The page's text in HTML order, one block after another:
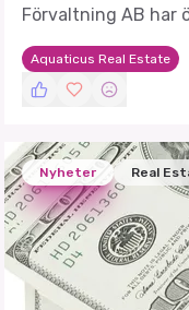
Förvaltning AB har
gränsen.
Aquaticus Real Estate
Nyheter Real